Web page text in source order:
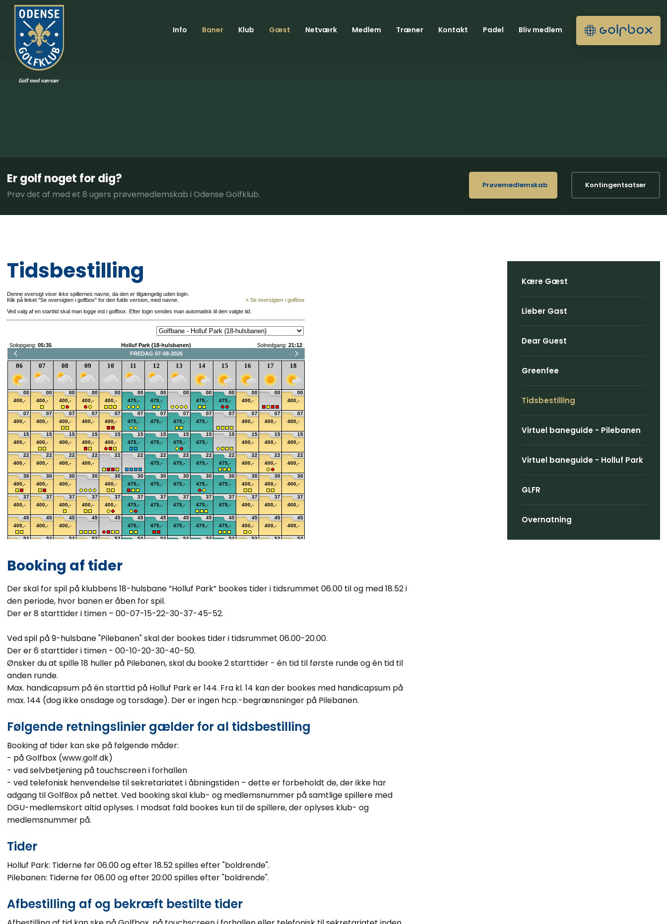
Info Baner Klub Gæst Netværk Medlem Træner Kontakt Padel Bliv medlem
Er golf noget for dig?
Prøv det af med et 8 ugers prøvemedlemskab i Odense Golfklub.
Prøvemedlemskab Kontingentsatser
Tidsbestilling
Booking af tider
Der skal for spil på klubbens 18-hulsbane ”Holluf Park” bookes tider i tidsrummet 06.00 til og med 18.52 i
den periode, hvor banen er åben for spil.
Der er 8 starttider i timen – 00-07-15-22-30-37-45-52.
Ved spil på 9-hulsbane "Pilebanen" skal der bookes tider i tids​rummet 06.00-20.00.
Der er 6 starttider i timen - 00-10-20-30-40-50.
Ønsker du at spille 18 huller på Pilebanen, skal du booke 2 starttider - én tid til første runde og én tid til
anden runde.
Max. handicapsum på én starttid på Holluf Park er 144. Fra kl. 14 kan der bookes med handicapsum på
max. 144 (dog ikke onsdage og torsdage). Der er ingen hcp.-begrænsninger på Pilebanen.
Følgende retningslinier gælder for al tidsbestilling
Booking af tider kan ske på følgende måder:
- på Golfbox (www.golf.dk)
- ved selvbetjening på touchscreen i forhallen
- ved telefonisk henvendelse til sekretariatet i åbningstiden – dette er forbeholdt de, der ikke har
adgang til GolfBox på nettet. Ved booking skal klub- og medlemsnummer på samtlige spillere med
DGU-medlemskort altid oplyses. I modsat fald bookes kun til de spillere, der oplyses klub- og
medlemsnummer på.
Tider
Holluf Park: Tiderne før 06.00 og efter 18.52 spilles efter "boldrende".
Pilebanen: Tiderne før 06.00 og efter 20:00 spilles efter "boldrende".​
Afbestilling af og bekræft bestilte tider
Kære Gæst
Lieber Gast
Dear Guest
Greenfee
Tidsbestilling
Virtuel baneguide - Pilebanen
Virtuel baneguide - Holluf Park
GLFR
Overnatning